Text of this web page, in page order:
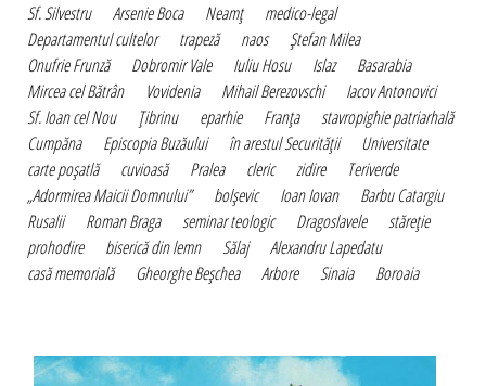
Sf. Silvestru Arsenie Boca Neamţ
medico-legal
Departamentul cultelor
trapeză naos
Ştefan Milea
Onufrie Frunză
Dobromir Vale Iuliu Hosu Islaz
Basarabia
Mircea cel Bătrân
Vovidenia Mihail Berezovschi
Iacov Antonovici
Sf. Ioan cel Nou
Ţibrinu eparhie Franţa
stavropighie patriarhală
Cumpăna
Episcopia Buzăului în arestul Securităţii
Universitate
carte poşatlă
cuvioasă Pralea cleric zidire
Teriverde
„Adormirea Maicii Domnului”
bolşevic Ioan Iovan
Barbu Catargiu
Rusalii
Roman Braga seminar teologic Dragoslavele
stăreţie
prohodire
biserică din lemn Sălaj
Alexandru Lapedatu
casă memorială
Gheorghe Beşchea Arbore Sinaia Boroaia